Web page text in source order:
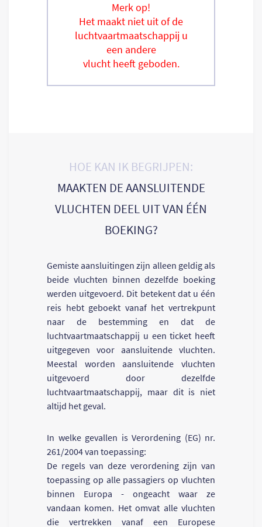
Merk op!
Het maakt niet uit of de
luchtvaartmaatschappij u
een andere
vlucht heeft geboden.
HOE KAN IK BEGRIJPEN:
MAAKTEN DE AANSLUITENDE
VLUCHTEN DEEL UIT VAN ÉÉN
BOEKING?
Gemiste aansluitingen zijn alleen geldig als
beide vluchten binnen dezelfde boeking
werden uitgevoerd. Dit betekent dat u één
reis hebt geboekt vanaf het vertrekpunt
naar de bestemming en dat de
luchtvaartmaatschappij u een ticket heeft
uitgegeven voor aansluitende vluchten.
Meestal worden aansluitende vluchten
uitgevoerd door dezelfde
luchtvaartmaatschappij, maar dit is niet
altijd het geval.
In welke gevallen is Verordening (EG) nr.
261/2004 van toepassing:
De regels van deze verordening zijn van
toepassing op alle passagiers op vluchten
binnen Europa - ongeacht waar ze
vandaan komen. Het omvat alle vluchten
die vertrekken vanaf een Europese